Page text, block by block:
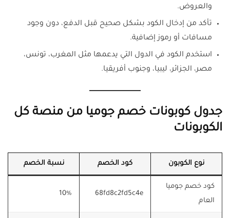
والعروض.
تأكد من إدخال الكود بشكل صحيح قبل الدفع، دون وجود
مسافات أو رموز إضافية.
استخدم الكود في الدول التي يدعمها مثل المغرب، تونس،
مصر، الجزائر، ليبيا، وجنوب أفريقيا.
جدول كوبونات خصم جوميا من منصة كل
الكوبونات
نوع الكوبون كود الخصم نسبة الخصم
كود خصم جوميا
العام
68fd8c2fd5c4e
10%